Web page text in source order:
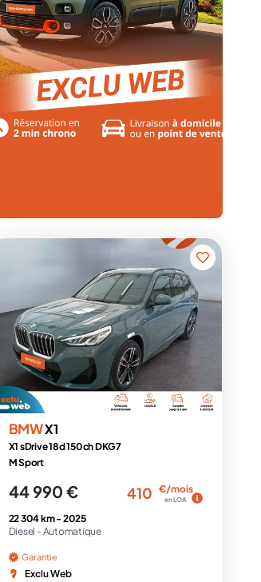
BMWX1
X1 sDrive 18d 150ch DKG7
M Sport
44 990 € 410 €/mois
en LOA
22 304 km -2025
Diesel - Automatique
Garantie
Exclu Web